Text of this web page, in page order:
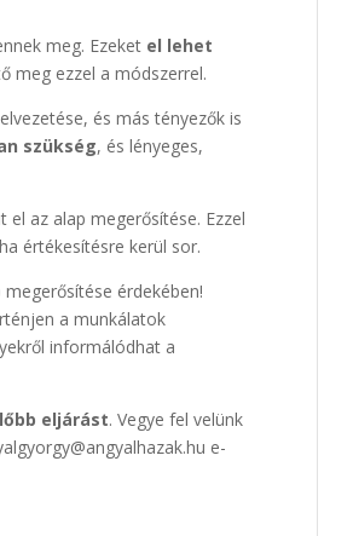
meg. Ezeket el lehet
meg ezzel a módszerrel.
és más tényezők is
szükség, és lényeges,
az alap megerősítése. Ezzel
értékesítésre kerül sor.
érdekében!
a munkálatok
informálódhat a
eljárást. Vegye fel velünk
e-